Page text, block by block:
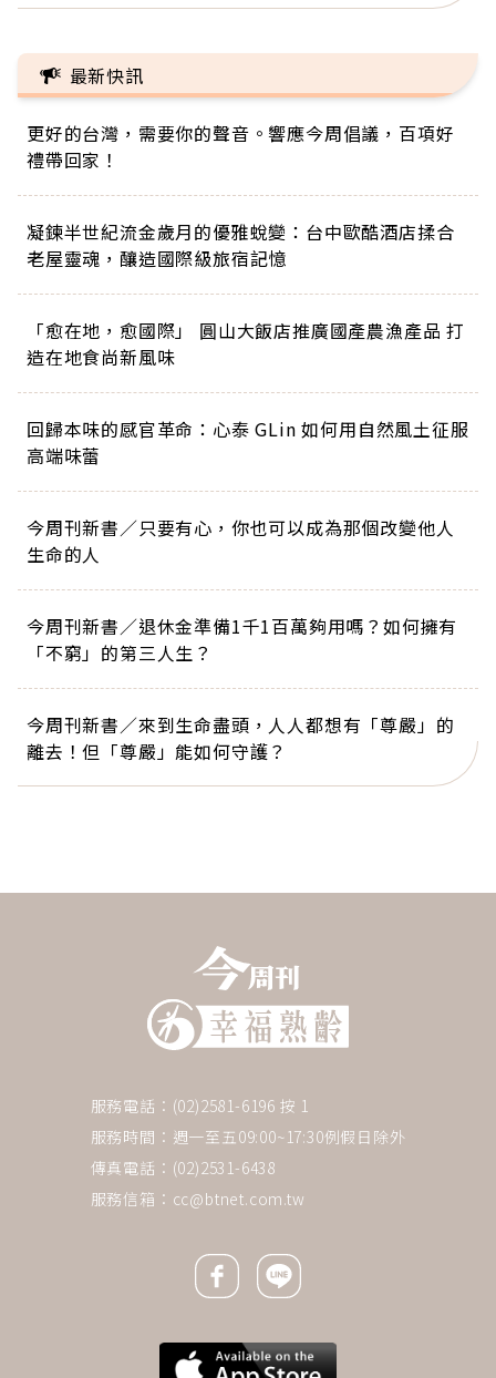
最新快訊
更好的台灣，需要你的聲音。響應今周倡議，百項好
禮帶回家！
凝鍊半世紀流金歲月的優雅蛻變：台中歐酷酒店揉合
老屋靈魂，釀造國際級旅宿記憶
「愈在地，愈國際」 圓山大飯店推廣國產農漁產品 打
造在地食尚新風味
回歸本味的感官革命：心泰 GLin 如何用自然風土征服
高端味蕾
今周刊新書／只要有心，你也可以成為那個改變他人
生命的人
今周刊新書／退休金準備1千1百萬夠用嗎？如何擁有
「不窮」的第三人生？
今周刊新書／來到生命盡頭，人人都想有「尊嚴」的
離去！但「尊嚴」能如何守護？
服務電話：(02)2581-6196 按 1
服務時間：週一至五09:00~17:30例假日除外
傳真電話：(02)2531-6438
服務信箱： cc@btnet.com.tw
Facebook icon
Line icon